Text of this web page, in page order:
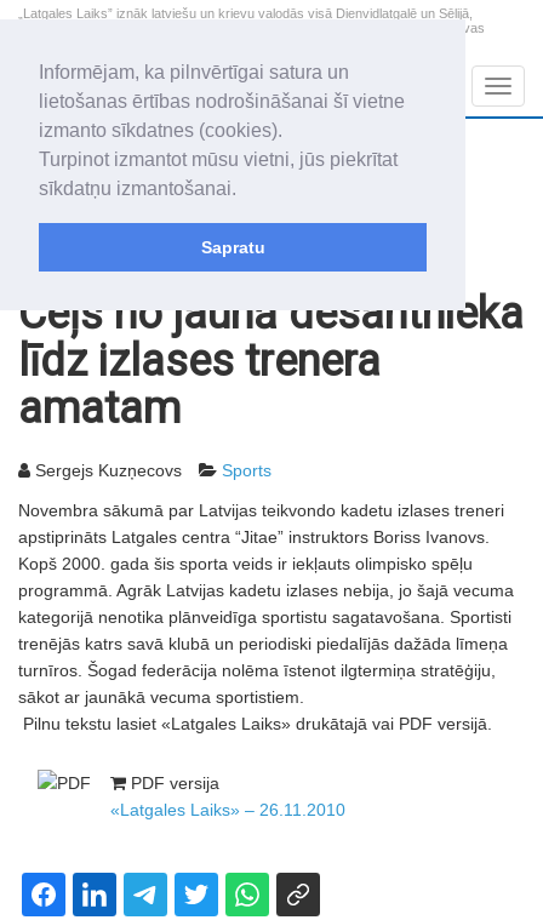
Informējam, ka pilnvērtīgai satura un
lietošanas ērtības nodrošināšanai šī vietne
izmanto sīkdatnes (cookies).
Turpinot izmantot mūsu vietni, jūs piekrītat
sīkdatņu izmantošanai.
Sapratu
„Latgales Laiks” iznāk latviešu un krievu valodās visā Dienvidlatgalē un Sēlijā,
„Latgales Laiks” latviešu valodā aptver Daugavpils valstspilsētu, Augšdaugavas
2026. gada 8. augusts
Sestdiena
Mudīte, Vladislava, Vladislavs
+12.4
Ceļš no jaunā desantnieka
līdz izlases trenera
amatam
Sergejs Kuzņecovs Sports
Novembra sākumā par Latvijas teikvondo kadetu izlases treneri
apstiprināts Latgales centra “Jitae” instruktors Boriss Ivanovs.
Kopš 2000. gada šis sporta veids ir iekļauts olimpisko spēļu
programmā. Agrāk Latvijas kadetu izlases nebija, jo šajā vecuma
kategorijā nenotika plānveidīga sportistu sagatavošana. Sportisti
trenējās katrs savā klubā un periodiski piedalījās dažāda līmeņa
turnīros. Šogad federācija nolēma īstenot ilgtermiņa stratēģiju,
sākot ar jaunākā vecuma sportistiem.
Pilnu tekstu lasiet «Latgales Laiks» drukātajā vai PDF versijā.
PDF versija
«Latgales Laiks» – 26.11.2010